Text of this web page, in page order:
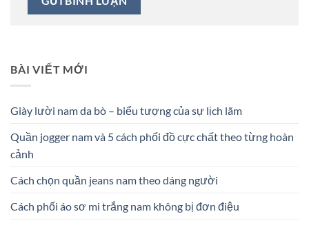
BÀI VIẾT MỚI
Giày lười nam da bò – biểu tượng của sự lịch lãm
Quần jogger nam và 5 cách phối đồ cực chất theo từng hoàn
cảnh
Cách chọn quần jeans nam theo dáng người
Cách phối áo sơ mi trắng nam không bị đơn điệu